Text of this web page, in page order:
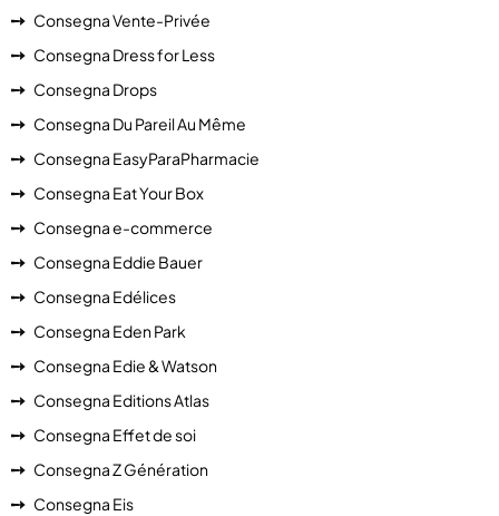
Consegna Vente-Privée
Consegna Dress for Less
Consegna Drops
Consegna Du Pareil Au Même
Consegna EasyParaPharmacie
Consegna Eat Your Box
Consegna e-commerce
Consegna Eddie Bauer
Consegna Edélices
Consegna Eden Park
Consegna Edie & Watson
Consegna Editions Atlas
Consegna Effet de soi
Consegna Z Génération
Consegna Eis